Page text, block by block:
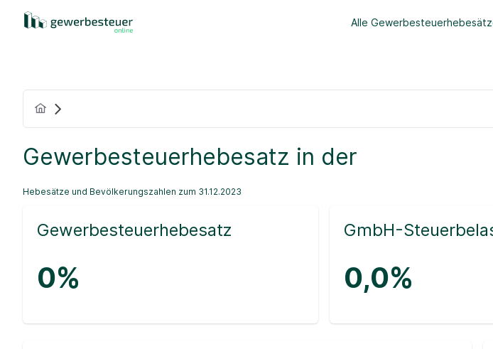
Alle
Gewerbesteuerhebesatz in der
Hebesätze und Bevölkerungszahlen zum 31.12.2023
Gewerbesteuerhebesatz
0%
GmbH-
0,0%